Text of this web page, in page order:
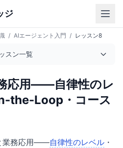
ジ
/ AIエージェント入門 / レッスン8
スン一覧
応用——自律性のレ
the-Loop・コース
業務応用——自律性のレベル ・